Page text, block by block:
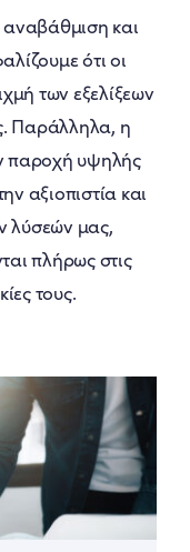
και
ότι οι
των εξελίξεων
Παράλληλα, η
παροχή υψηλής
αξιοπιστία και
λύσεών μας,
πλήρως στις
τους.